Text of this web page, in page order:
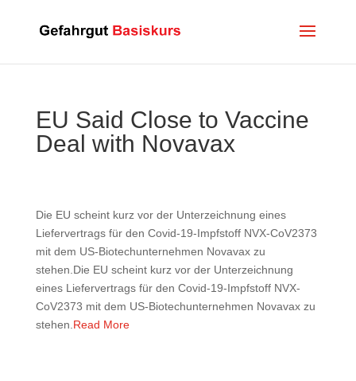
EU Said Close to Vaccine
Deal with Novavax
Die EU scheint kurz vor der Unterzeichnung eines
Liefervertrags für den Covid-19-Impfstoff NVX-CoV2373
mit dem US-Biotechunternehmen Novavax zu
stehen.Die EU scheint kurz vor der Unterzeichnung
eines Liefervertrags für den Covid-19-Impfstoff NVX-
CoV2373 mit dem US-Biotechunternehmen Novavax zu
stehen. Read More